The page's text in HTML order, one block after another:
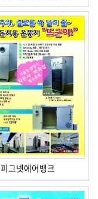
피그넷에어뱅크